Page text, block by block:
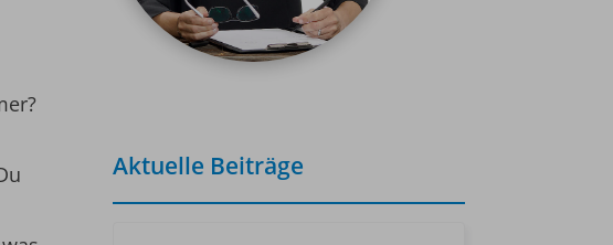
Aktuelle Beiträge